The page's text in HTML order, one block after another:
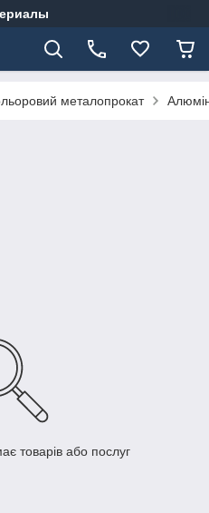
металопрокат
товарів або послуг